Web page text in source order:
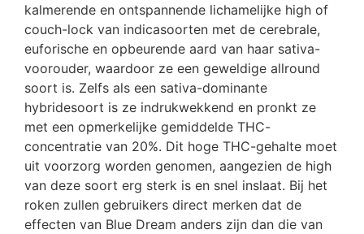
kalmerende en ontspannende lichamelijke high of
couch-lock van indicasoorten met de cerebrale,
euforische en opbeurende aard van haar sativa-
voorouder, waardoor ze een geweldige allround
soort is. Zelfs als een sativa-dominante
hybridesoort is ze indrukwekkend en pronkt ze
met een opmerkelijke gemiddelde THC-
concentratie van 20%. Dit hoge THC-gehalte moet
uit voorzorg worden genomen, aangezien de high
van deze soort erg sterk is en snel inslaat. Bij het
roken zullen gebruikers direct merken dat de
effecten van Blue Dream anders zijn dan die van